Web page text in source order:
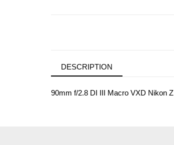
DESCRIPTION
90mm f/2.8 DI III Macro VXD Nikon Z